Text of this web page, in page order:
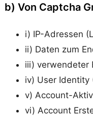
b) Von Captcha
i) IP-Adressen
ii) Daten zum
iii) verwendeter
iv) User Identity
v) Account-
vi) Account